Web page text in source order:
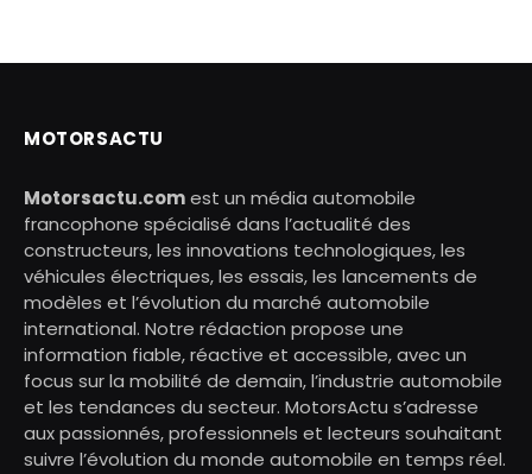
MOTORSACTU
Motorsactu.comest un média automobile
francophone spécialisé dans l’actualité des
constructeurs, les innovations technologiques, les
véhicules électriques, les essais, les lancements de
modèles et l’évolution du marché automobile
international. Notre rédaction propose une
information fiable, réactive et accessible, avec un
focus sur la mobilité de demain, l’industrie automobile
et les tendances du secteur. MotorsActu s’adresse
aux passionnés, professionnels et lecteurs souhaitant
suivre l’évolution du monde automobile en temps réel.